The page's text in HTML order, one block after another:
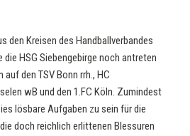
den Kreisen des Handballverbandes
HSG Siebengebirge noch antreten
den TSV Bonn rrh., HC
wB und den 1.FC Köln. Zumindest
lösbare Aufgaben zu sein für die
doch reichlich erlittenen Blessuren